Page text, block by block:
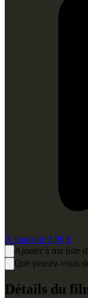
À partir de 3,99 €
Ajouter à ma liste
Que pensez-vous
Détails du